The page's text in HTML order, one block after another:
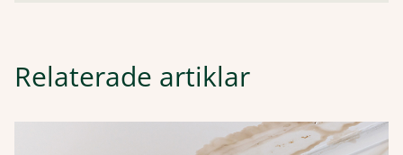
Relaterade artiklar